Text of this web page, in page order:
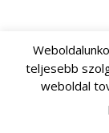
teljesebb
weboldal